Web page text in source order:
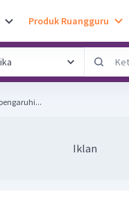
Produk Ruangguru
Iklan